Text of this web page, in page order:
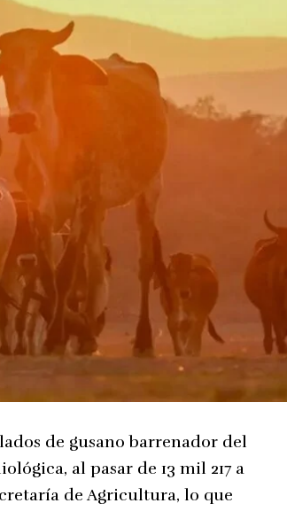
de gusano barrenador del
al pasar de 13 mil 217 a
de Agricultura, lo que